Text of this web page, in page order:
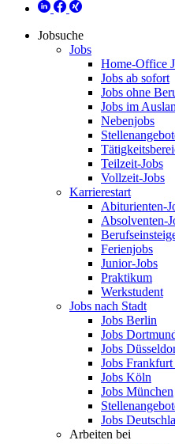
Jobsuche
Jobs
Home-Office
Jobs ab sofort
Jobs ohne
Jobs im
Nebenjobs
Teilzeit-Jobs
Vollzeit-Jobs
Karrierestart
Abiturienten-
Absolventen-
Ferienjobs
Junior-Jobs
Praktikum
Werkstudent
Jobs nach Stadt
Jobs Berlin
Jobs
Jobs
Jobs
Jobs Köln
Jobs München
Jobs
Arbeiten bei